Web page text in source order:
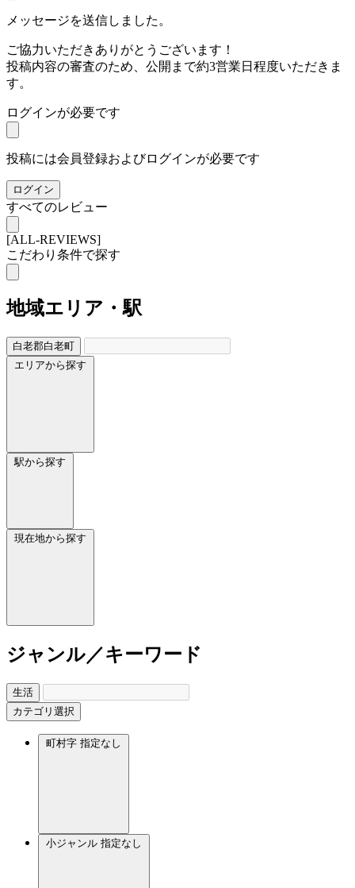
メッセージを送信しました。
ご協力いただきありがとうございます！
投稿内容の審査のため、公開まで約3営業日程度いただきま
す。
ログインが必要です
投稿には会員登録およびログインが必要です
ログイン
すべてのレビュー
[ALL-REVIEWS]
こだわり条件で探す
地域エリア・駅
白老郡白老町
エリアから探す
駅から探す
現在地から探す
ジャンル／キーワード
生活
カテゴリ選択
町村字 指定なし
小ジャンル 指定なし